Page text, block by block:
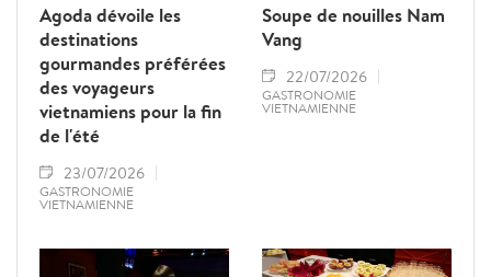
Agoda dévoile les
destinations
gourmandes préférées
des voyageurs
vietnamiens pour la fin
de l'été
23/07/2026
GASTRONOMIE
VIETNAMIENNE
Soupe de nouilles Nam
Vang
22/07/2026
GASTRONOMIE
VIETNAMIENNE